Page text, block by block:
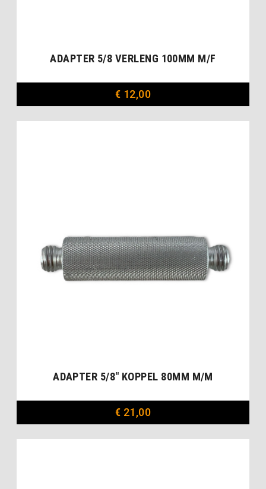
ADAPTER 5/8 VERLENG 100MM M/F
€ 12,00
ADAPTER 5/8″ KOPPEL 80MM M/M
€ 21,00